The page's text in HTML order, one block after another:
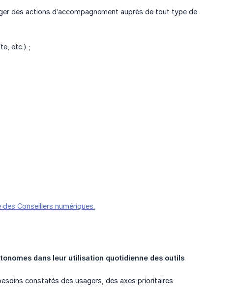
des actions d’accompagnement auprès de tout type de
etc.) ;
Conseillers numériques.
dans leur utilisation quotidienne des outils
constatés des usagers, des axes prioritaires